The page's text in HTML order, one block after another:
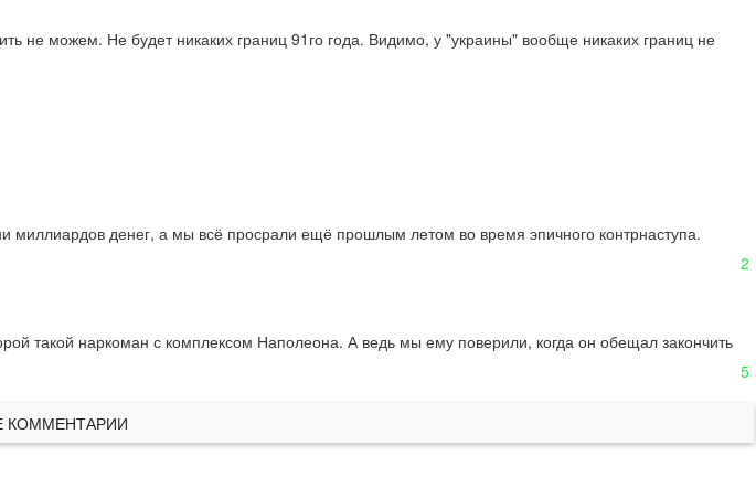
не можем. Не будет никаких границ 91го года. Видимо, у "украины" вообще никаких границ не
миллиардов денег, а мы всё просрали ещё прошлым летом во время эпичного контрнаступа.
2
такой наркоман с комплексом Наполеона. А ведь мы ему поверили, когда он обещал закончить
5
КОММЕНТАРИИ